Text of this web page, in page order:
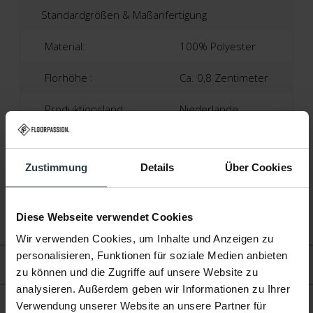
Zustimmung Details Über Cookies
Diese Webseite verwendet Cookies
Wir verwenden Cookies, um Inhalte und Anzeigen zu
personalisieren, Funktionen für soziale Medien anbieten
zu können und die Zugriffe auf unsere Website zu
analysieren. Außerdem geben wir Informationen zu Ihrer
Verwendung unserer Website an unsere Partner für
Bewertungen
Produkt
Standardgrößen & Maßanfertigung
Material: 100% Polyester
Florhöhe : Ca. 0,8 Zentimeter
Produktionsland: Niederlande
Anti-Rutsch-Matte
Nötig:
Nein
Fußbodenheizung: Geeignet